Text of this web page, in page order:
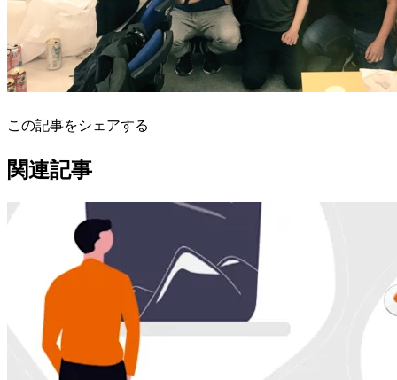
この記事をシェアする
関連記事